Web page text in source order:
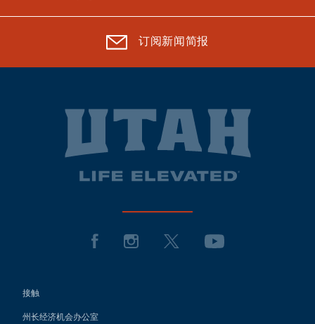
订阅新闻简报
接触
州长经济机会办公室